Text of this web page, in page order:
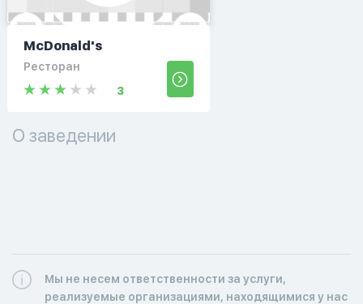
McDonald's
Ресторан
3
О заведении
Мы не несем ответственности за услуги,
реализуемые организациями, находящимися у нас